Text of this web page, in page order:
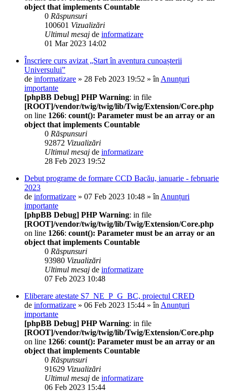
object that implements Countable
0 Răspunsuri
100601 Vizualizări
Ultimul mesaj de informatizare
01 Mar 2023 14:02
Înscriere curs avizat „Start în aventura cunoașterii
Universului”
de informatizare » 28 Feb 2023 19:52 » în Anunțuri
importante
[phpBB Debug] PHP Warning: in file
[ROOT]/vendor/twig/twig/lib/Twig/Extension/Core.php
on line 1266: count(): Parameter must be an array or an
object that implements Countable
0 Răspunsuri
92872 Vizualizări
Ultimul mesaj de informatizare
28 Feb 2023 19:52
Debut programe de formare CCD Bacău, ianuarie - februarie
2023
de informatizare » 07 Feb 2023 10:48 » în Anunțuri
importante
[phpBB Debug] PHP Warning: in file
[ROOT]/vendor/twig/twig/lib/Twig/Extension/Core.php
on line 1266: count(): Parameter must be an array or an
object that implements Countable
0 Răspunsuri
93980 Vizualizări
Ultimul mesaj de informatizare
07 Feb 2023 10:48
Eliberare atestate S7_NE_P_G_BC, proiectul CRED
de informatizare » 06 Feb 2023 15:44 » în Anunțuri
importante
[phpBB Debug] PHP Warning: in file
[ROOT]/vendor/twig/twig/lib/Twig/Extension/Core.php
on line 1266: count(): Parameter must be an array or an
object that implements Countable
0 Răspunsuri
91629 Vizualizări
Ultimul mesaj de informatizare
06 Feb 2023 15:44